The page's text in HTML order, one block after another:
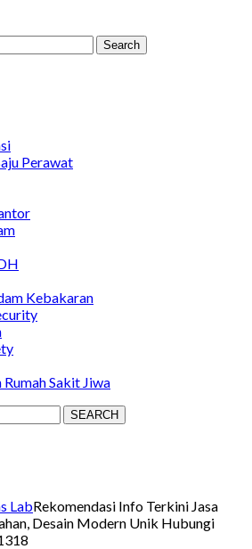
Search
Perawat
Kebakaran
Rumah Sakit Jiwa
SEARCH
LabRekomendasi Info Terkini Jasa
Desain Modern Unik Hubungi